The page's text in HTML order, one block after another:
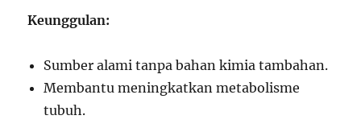
Keunggulan:
Sumber alami tanpa bahan kimia tambahan.
Membantu meningkatkan metabolisme
tubuh.